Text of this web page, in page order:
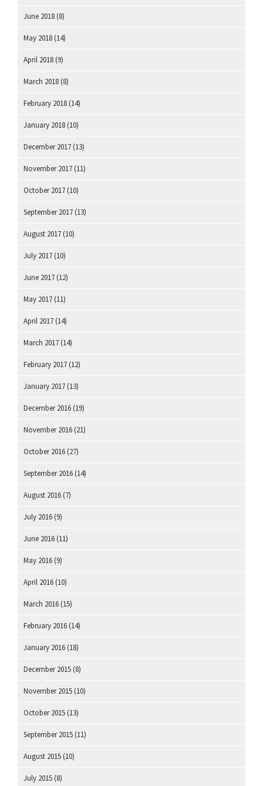
June 2018 (8)
May 2018 (14)
April 2018 (9)
March 2018 (8)
February 2018 (14)
January 2018 (10)
December 2017 (13)
November 2017 (11)
October 2017 (10)
September 2017 (13)
August 2017 (10)
July 2017 (10)
June 2017 (12)
May 2017 (11)
April 2017 (14)
March 2017 (14)
February 2017 (12)
January 2017 (13)
December 2016 (19)
November 2016 (21)
October 2016 (27)
September 2016 (14)
August 2016 (7)
July 2016 (9)
June 2016 (11)
May 2016 (9)
April 2016 (10)
March 2016 (15)
February 2016 (14)
January 2016 (18)
December 2015 (8)
November 2015 (10)
October 2015 (13)
September 2015 (11)
August 2015 (10)
July 2015 (8)